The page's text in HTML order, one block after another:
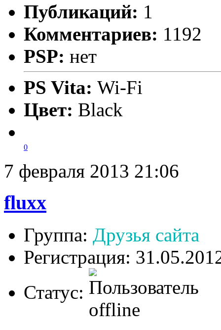
Публикаций: 1
Комментариев: 1192
PSP: нет
PS Vita: Wi-Fi
Цвет: Black
0
7 февраля 2013 21:06
fluxx
Группа: Друзья сайта
Регистрация:
Статус: